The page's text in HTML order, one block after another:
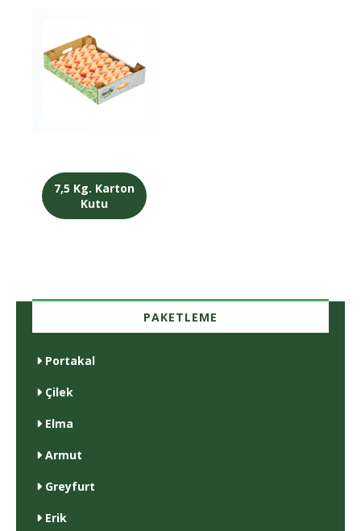
7,5 Kg. Karton
Kutu
PAKETLEME
Portakal
Çilek
Elma
Armut
Greyfurt
Erik